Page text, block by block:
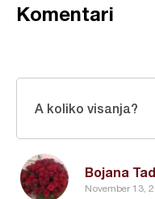
Komentari
Bojana
November 13,
A koliko visanja?